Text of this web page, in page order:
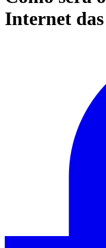
Internet das